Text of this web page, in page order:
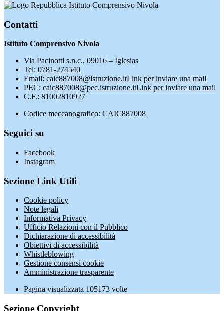
Istituto Comprensivo Nivola
Contatti
Istituto Comprensivo Nivola
Via Pacinotti s.n.c., 09016 – Iglesias
Tel: 0781-274540
Email: caic887008@istruzione.itLink per inviare una mail
PEC: caic887008@pec.istruzione.itLink per inviare una mail
C.F.: 81002810927
Codice meccanografico: CAIC887008
Seguici su
Facebook
Instagram
Sezione Link Utili
Cookie policy
Note legali
Informativa Privacy
Ufficio Relazioni con il Pubblico
Dichiarazione di accessibilità
Obiettivi di accessibilità
Whistleblowing
Gestione consensi cookie
Amministrazione trasparente
Pagina visualizzata 105173 volte
Sezione Copyright